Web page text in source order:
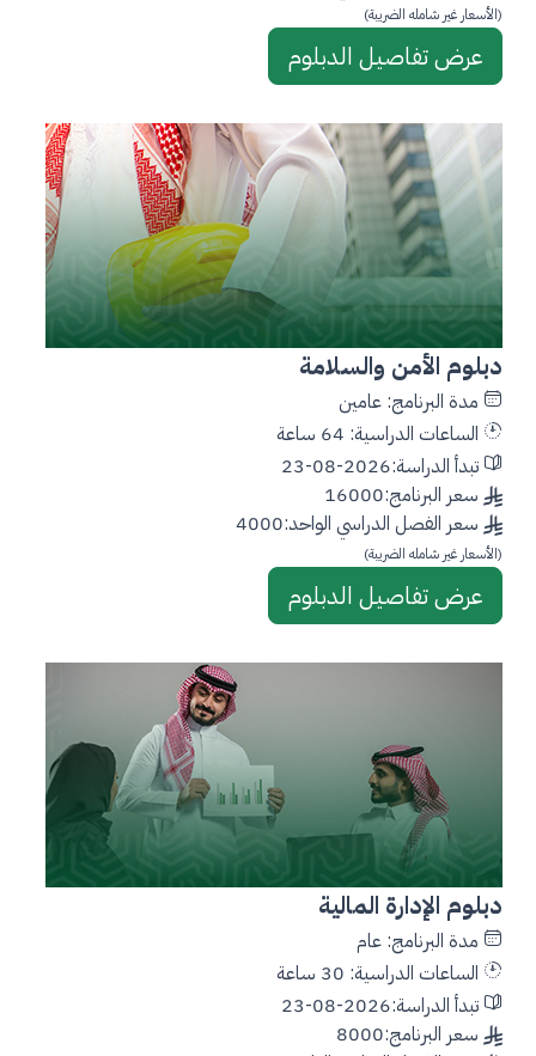
(الأسعار غير شامله الضريبة)
عرض تفاصيل الدبلوم
دبلوم الأمن والسلامة
مدة البرنامج: عامين
الساعات الدراسية: 64 ساعة
تبدأ الدراسة:2026-08-23
سعر البرنامج:16000
سعر الفصل الدراسي الواحد:4000
(الأسعار غير شامله الضريبة)
عرض تفاصيل الدبلوم
دبلوم الإدارة المالية
مدة البرنامج: عام
الساعات الدراسية: 30 ساعة
تبدأ الدراسة:2026-08-23
سعر البرنامج:8000